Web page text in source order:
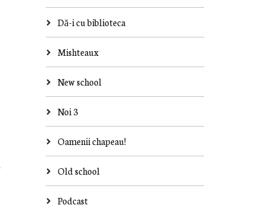
Dă-i cu biblioteca
Mishteaux
New school
Noi 3
Oamenii chapeau!
Old school
Podcast